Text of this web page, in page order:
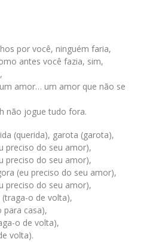
por você, ninguém faria,
antes você fazia, sim,
amor… um amor que não se
não jogue tudo fora.
(querida), garota (garota),
preciso do seu amor),
preciso do seu amor),
(eu preciso do seu amor),
preciso do seu amor),
o de volta),
para casa),
o de volta),
volta).